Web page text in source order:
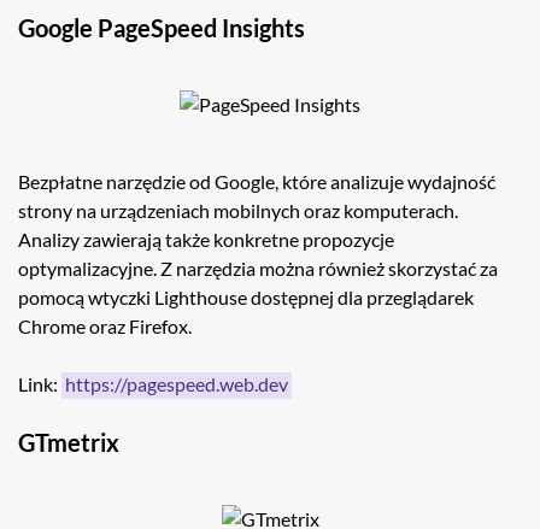
Google PageSpeed Insights
Bezpłatne narzędzie od Google, które analizuje wydajność
strony na urządzeniach mobilnych oraz komputerach.
Analizy zawierają także konkretne propozycje
optymalizacyjne. Z narzędzia można również skorzystać za
pomocą wtyczki Lighthouse dostępnej dla przeglądarek
Chrome oraz Firefox.
Link: https://pagespeed.web.dev
GTmetrix